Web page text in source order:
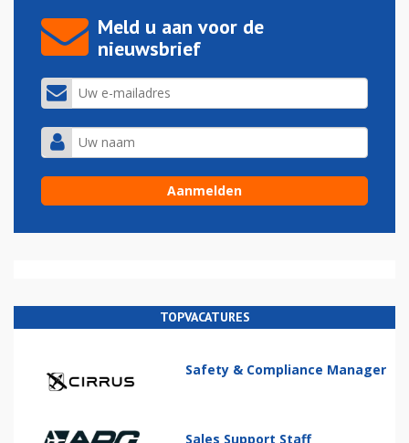
Meld u aan voor de
nieuwsbrief
TOPVACATURES
Safety & Compliance Manager
Sales Support Staff